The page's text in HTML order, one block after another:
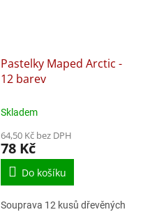
Pastelky Maped Arctic -
12 barev
Skladem
64,50 Kč bez DPH
78 Kč
Do košíku
Souprava 12 kusů dřevěných